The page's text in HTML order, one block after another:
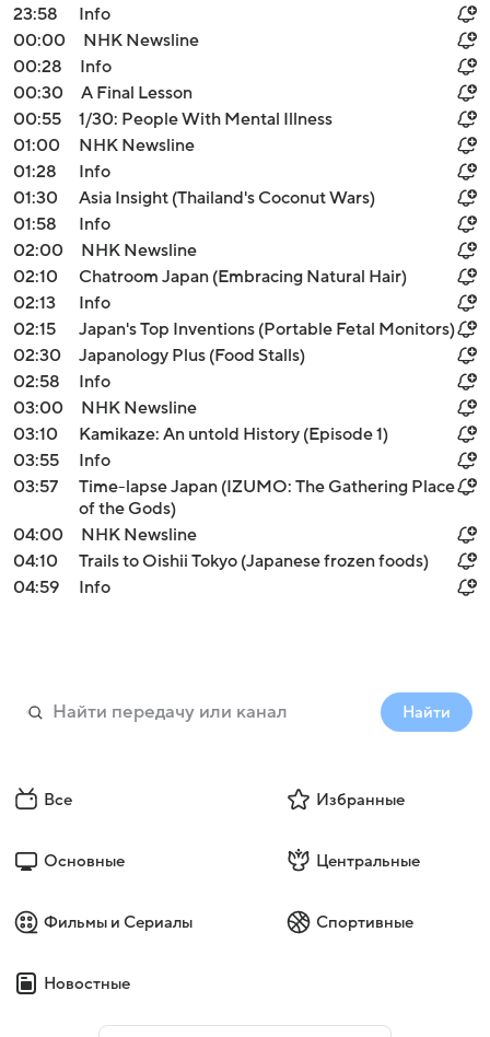
23:58
Info
00:00
NHK Newsline
00:28
Info
00:30
A Final Lesson
00:55
1/30: People With Mental Illness
01:00
NHK Newsline
01:28
Info
01:30
Asia Insight (Thailand's Coconut Wars)
01:58
Info
02:00
NHK Newsline
02:10
Chatroom Japan (Embracing Natural Hair)
02:13
Info
02:15
Japan's Top Inventions (Portable Fetal Monitors)
02:30
Japanology Plus (Food Stalls)
02:58
Info
03:00
NHK Newsline
03:10
Kamikaze: An untold History (Episode 1)
03:55
Info
03:57
Time-lapse Japan (IZUMO: The Gathering Place
of the Gods)
04:00
NHK Newsline
04:10
Trails to Oishii Tokyo (Japanese frozen foods)
04:59
Info
Найти
Все Избранные
Основные Центральные
Фильмы и Сериалы Спортивные
Новостные